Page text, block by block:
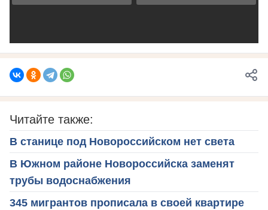
Читайте также:
В станице под Новороссийском нет света
В Южном районе Новороссийска заменят
трубы водоснабжения
345 мигрантов прописала в своей квартире